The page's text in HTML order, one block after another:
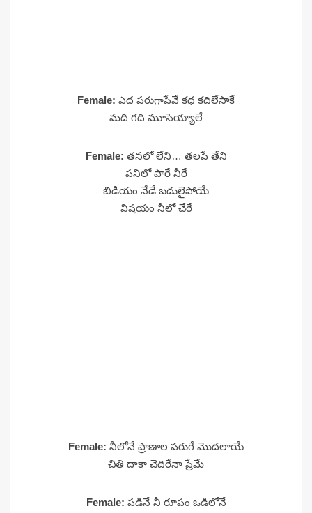
Female: ఎద పరుగాపేవే కధ కదిలేసాకే
మది గది మూసెయ్యాలే
Female: తనలో లేని… తలపే తేని
పనిలో పారే నీరే
బిడియం నేడే బదులైపోయే
విషయం నీలో చేరే
Female: నీలోనే ప్రాణాల పరుగే మొదలాయే
చితి దాకా చెదిరేనా ప్రేమే
Female: పడినే నీ రూపం ఒడిలోనే